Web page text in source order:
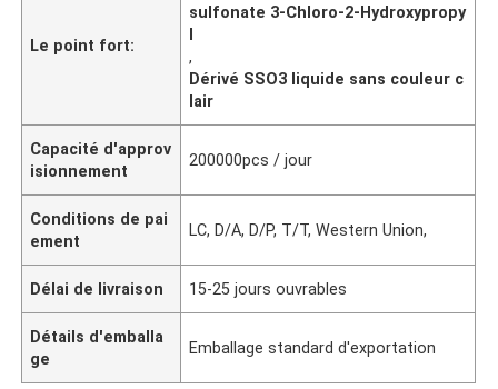
Le point fort:
sulfonate 3-Chloro-2-Hydroxypropy
l
,
Dérivé SSO3 liquide sans couleur c
lair
Capacité d'approv
isionnement
200000pcs / jour
Conditions de pai
ement
LC, D/A, D/P, T/T, Western Union,
Délai de livraison 15-25 jours ouvrables
Détails d'emballa
ge
Emballage standard d'exportation